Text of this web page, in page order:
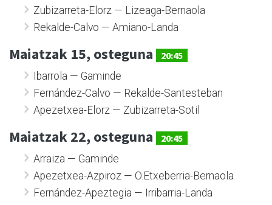
Zubizarreta-Elorz — Lizeaga-Bernaola
Rekalde-Calvo — Amiano-Landa
Maiatzak 15, osteguna
20:45
Ibarrola — Gaminde
Fernández-Calvo — Rekalde-Santesteban
Apezetxea-Elorz — Zubizarreta-Sotil
Maiatzak 22, osteguna
20:45
Arraiza — Gaminde
Apezetxea-Azpiroz — O.Etxeberria-Bernaola
Fernández-Apeztegia — Irribarria-Landa